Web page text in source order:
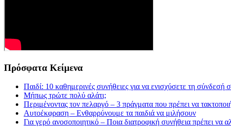
Πρόσφατα Κείμενα
Παιδί: 10 καθημερινές συνήθειες για να ενισχύσετε τη σύνδεσή
Μήπως τρώτε πολύ αλάτι;
Περιμένοντας τον πελαργό – 3 πράγματα που πρέπει να
Αυτοέκφραση – Ενθαρρύνουμε τα παιδιά να μιλήσουν
Για γερό ανοσοποιητικό – Ποια διατροφική συνήθεια πρέπει να